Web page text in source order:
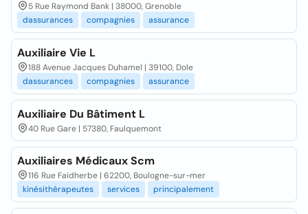
5 Rue Raymond Bank | 38000, Grenoble
dassurances
compagnies assurance
Auxiliaire Vie L
188 Avenue Jacques Duhamel | 39100, Dole
dassurances
compagnies assurance
Auxiliaire Du Bâtiment L
40 Rue Gare | 57380, Faulquemont
Auxiliaires Médicaux Scm
116 Rue Faidherbe | 62200, Boulogne-sur-mer
kinésithérapeutes
services principalement